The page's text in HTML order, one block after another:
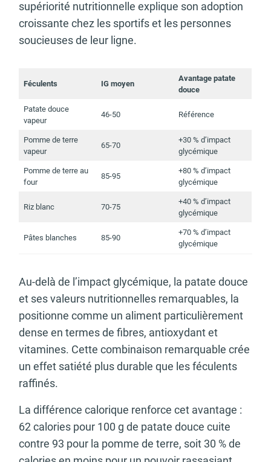
supériorité nutritionnelle explique son adoption
croissante chez les sportifs et les personnes
soucieuses de leur ligne.
Féculents IG moyen
Avantage patate
douce
Patate douce
vapeur
46-50 Référence
Pomme de terre
vapeur
65-70
+30 % d’impact
glycémique
Pomme de terre au
four
85-95
+80 % d’impact
glycémique
Riz blanc 70-75
+40 % d’impact
glycémique
Pâtes blanches 85-90
+70 % d’impact
glycémique
Au-delà de l’impact glycémique, la patate douce
et ses valeurs nutritionnelles remarquables, la
positionne comme un aliment particulièrement
dense en termes de fibres, antioxydant et
vitamines. Cette combinaison remarquable crée
un effet satiété plus durable que les féculents
raffinés.
La différence calorique renforce cet avantage :
62 calories pour 100 g de patate douce cuite
contre 93 pour la pomme de terre, soit 30 % de